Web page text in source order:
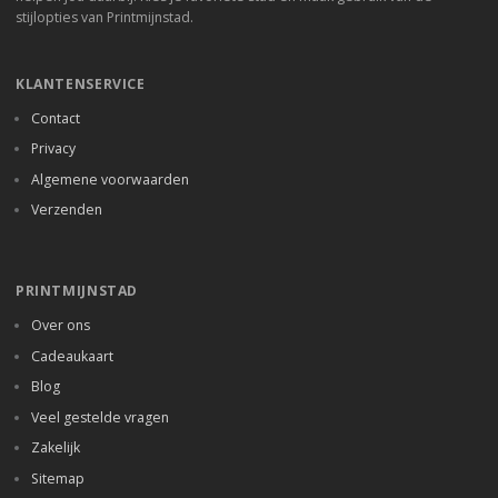
stijlopties van Printmijnstad.
KLANTENSERVICE
Contact
Privacy
Algemene voorwaarden
Verzenden
PRINTMIJNSTAD
Over ons
Cadeaukaart
Blog
Veel gestelde vragen
Zakelijk
Sitemap